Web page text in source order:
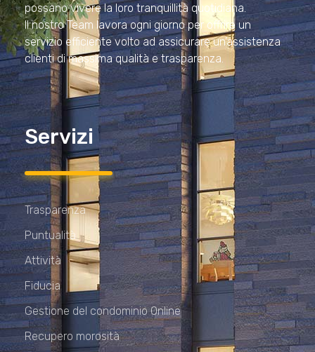
possano vivere la loro tranquillità quotidiana.
Il nostro Team lavora ogni giorno per offrire un
servizio efficiente volto ad assicurare un’assistenza
clienti di massima qualità e trasparenza.
Servizi
Trasparenza
Puntualità
Attività
Fiducia
Gestione del condominio Online
Recupero morosità